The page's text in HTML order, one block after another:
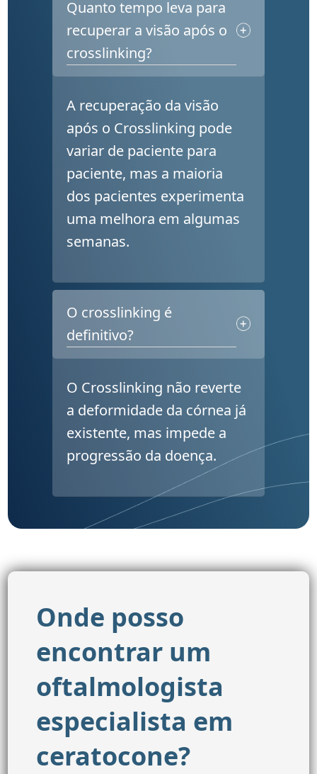
Quanto tempo leva para
recuperar a visão após o
crosslinking?
A recuperação da visão
após o Crosslinking pode
variar de paciente para
paciente, mas a maioria
dos pacientes experimenta
uma melhora em algumas
semanas.
O crosslinking é
definitivo?
O Crosslinking não reverte
a deformidade da córnea já
existente, mas impede a
progressão da doença.
Onde posso
encontrar um
oftalmologista
especialista em
ceratocone?